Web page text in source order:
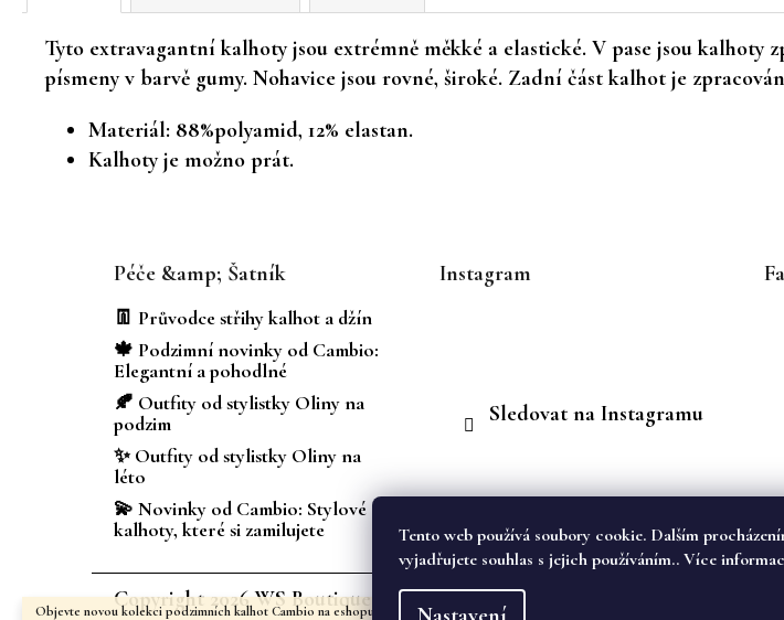
Tento web používá soubory cookie. Dalším
vyjadřujete souhlas s jejich používáním.. Více
Objevte novou kolekci podzimních kalhot Cambio na eshopu i v kamenném obchodě
Tyto extravagantní kalhoty jsou extrémně měkké a elastické. V pase jsou kalhoty
písmeny v barvě gumy. Nohavice jsou rovné, široké. Zadní část kalhot je
Materiál: 88%polyamid, 12% elastan.
Kalhoty je možno prát.
Péče &amp; Šatník
👖 Průvodce střihy kalhot a džín
🍁 Podzimní novinky od Cambio:
Elegantní a pohodlné
🍂 Outfity od stylistky Oliny na
podzim
✨ Outfity od stylistky Oliny na
léto
💫 Novinky od Cambio: Stylové
kalhoty, které si zamilujete
Instagram
Sledovat na Instagramu
Copyright 2026WS Boutique. Všechna práva vyhrazena.